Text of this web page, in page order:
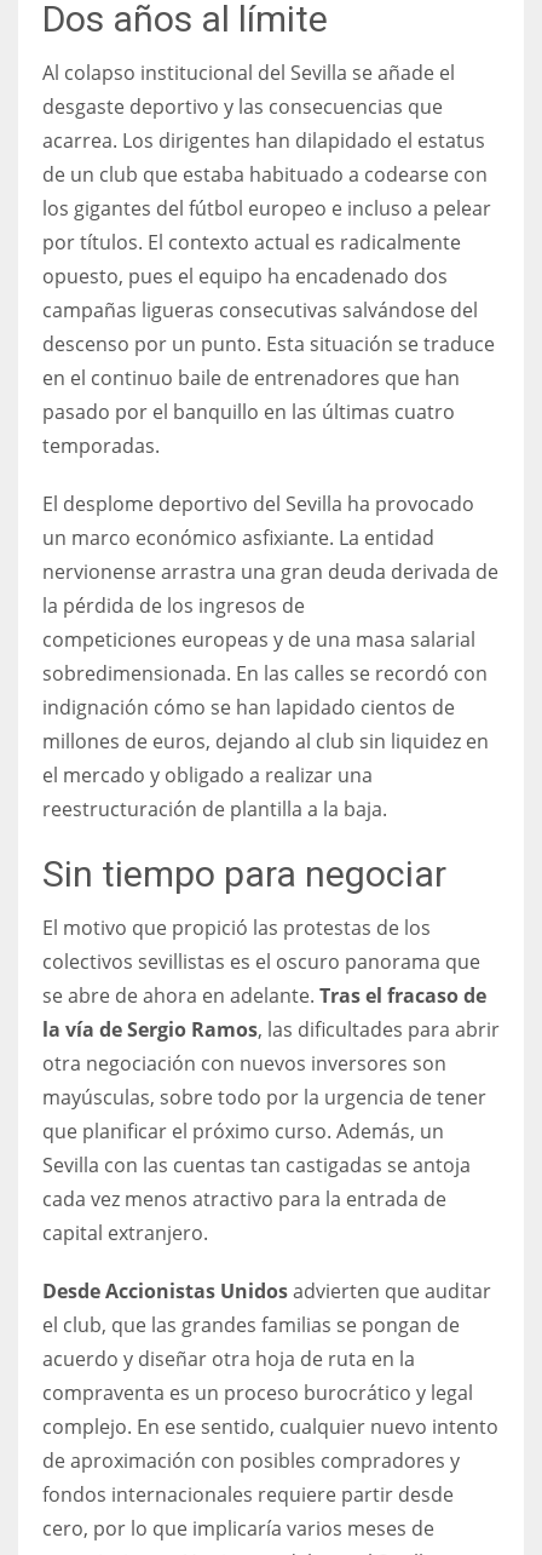
Dos años al límite
Al colapso institucional del Sevilla se añade el
desgaste deportivo y las consecuencias que
acarrea. Los dirigentes han dilapidado el estatus
de un club que estaba habituado a codearse con
los gigantes del fútbol europeo e incluso a pelear
por títulos. El contexto actual es radicalmente
opuesto, pues el equipo ha encadenado dos
campañas ligueras consecutivas salvándose del
descenso por un punto. Esta situación se traduce
en el continuo baile de entrenadores que han
pasado por el banquillo en las últimas cuatro
temporadas.
El desplome deportivo del Sevilla ha provocado
un marco económico asfixiante. La entidad
nervionense arrastra una gran deuda derivada de
la pérdida de los ingresos de
competiciones europeas y de una masa salarial
sobredimensionada. En las calles se recordó con
indignación cómo se han lapidado cientos de
millones de euros, dejando al club sin liquidez en
el mercado y obligado a realizar una
reestructuración de plantilla a la baja.
Sin tiempo para negociar
El motivo que propició las protestas de los
colectivos sevillistas es el oscuro panorama que
se abre de ahora en adelante. Tras el fracaso de
la vía de Sergio Ramos, las dificultades para abrir
otra negociación con nuevos inversores son
mayúsculas, sobre todo por la urgencia de tener
que planificar el próximo curso. Además, un
Sevilla con las cuentas tan castigadas se antoja
cada vez menos atractivo para la entrada de
capital extranjero.
Desde Accionistas Unidosadvierten que auditar
el club, que las grandes familias se pongan de
acuerdo y diseñar otra hoja de ruta en la
compraventa es un proceso burocrático y legal
complejo. En ese sentido, cualquier nuevo intento
de aproximación con posibles compradores y
fondos internacionales requiere partir desde
cero, por lo que implicaría varios meses de